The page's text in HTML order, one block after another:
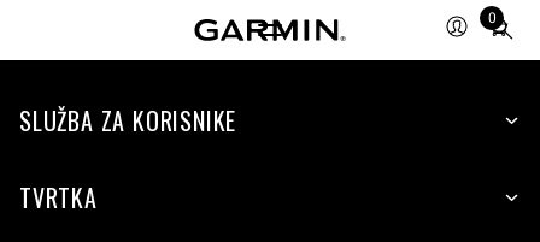
0
Total
items
cart:
SLUŽBA ZA KORISNIKE
TVRTKA